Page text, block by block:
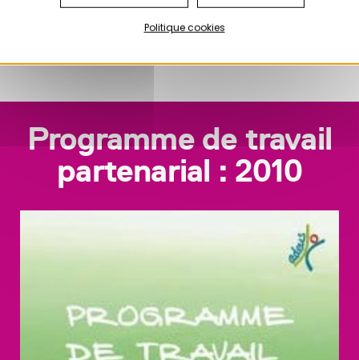
Programme de travail
partenarial : 2010
Politique cookies